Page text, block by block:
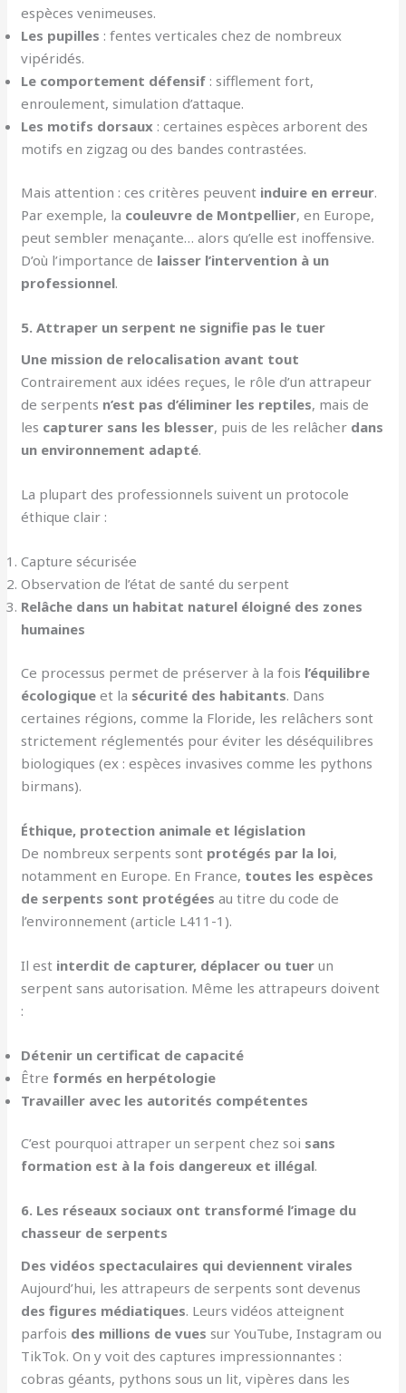
espèces venimeuses.
Les pupilles : fentes verticales chez de nombreux
vipéridés.
Le comportement défensif : sifflement fort,
enroulement, simulation d’attaque.
Les motifs dorsaux : certaines espèces arborent des
motifs en zigzag ou des bandes contrastées.
Mais attention : ces critères peuvent induire en erreur.
Par exemple, la couleuvre de Montpellier, en Europe,
peut sembler menaçante… alors qu’elle est inoffensive.
D’où l’importance de laisser l’intervention à un
professionnel.
5. Attraper un serpent ne signifie pas le tuer
Une mission de relocalisation avant tout
Contrairement aux idées reçues, le rôle d’un attrapeur
de serpents n’est pas d’éliminer les reptiles, mais de
les capturer sans les blesser, puis de les relâcher dans
un environnement adapté.
La plupart des professionnels suivent un protocole
éthique clair :
Capture sécurisée
Observation de l’état de santé du serpent
Relâche dans un habitat naturel éloigné des zones
humaines
Ce processus permet de préserver à la fois l’équilibre
écologique et la sécurité des habitants. Dans
certaines régions, comme la Floride, les relâchers sont
strictement réglementés pour éviter les déséquilibres
biologiques (ex : espèces invasives comme les pythons
birmans).
Éthique, protection animale et législation
De nombreux serpents sont protégés par la loi,
notamment en Europe. En France, toutes les espèces
de serpents sont protégées au titre du code de
l’environnement (article L411-1).
Il est interdit de capturer, déplacer ou tuer un
serpent sans autorisation. Même les attrapeurs doivent
:
Détenir un certificat de capacité
Être formés en herpétologie
Travailler avec les autorités compétentes
C’est pourquoi attraper un serpent chez soi sans
formation est à la fois dangereux et illégal.
6. Les réseaux sociaux ont transformé l’image du
chasseur de serpents
Des vidéos spectaculaires qui deviennent virales
Aujourd’hui, les attrapeurs de serpents sont devenus
des figures médiatiques. Leurs vidéos atteignent
parfois des millions de vues sur YouTube, Instagram ou
TikTok. On y voit des captures impressionnantes :
cobras géants, pythons sous un lit, vipères dans les